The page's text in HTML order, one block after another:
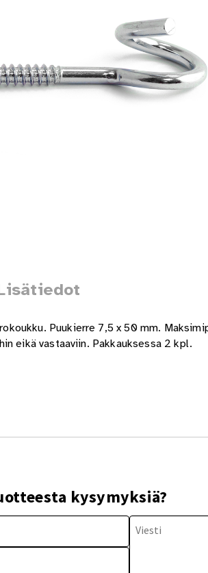
Puukierre 7,5 x 50 mm.
eikä vastaaviin. Pakkauksessa 2 kpl.
kysymyksiä?